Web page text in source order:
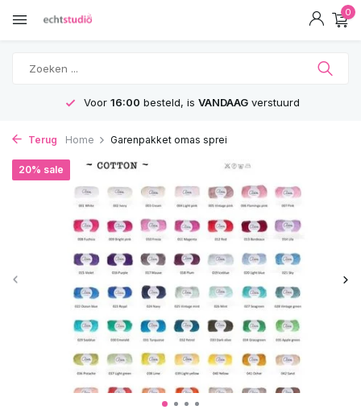
0
Voor 16:00 besteld, is VANDAAGverstuurd
Terug Home Garenpakket omas sprei
20% sale